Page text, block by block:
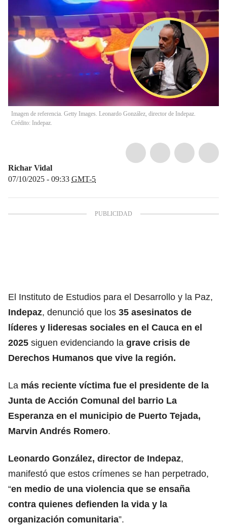
Imagen de referencia. Getty Images. Leonardo González, director de Indepaz.
Crédito: Indepaz.
Richar Vidal
07/10/2025 - 09:33 GMT-5
El Instituto de Estudios para el Desarrollo y la Paz,
Indepaz, denunció que los 35 asesinatos de
líderes y lideresas sociales en el Cauca en el
2025 siguen evidenciando la grave crisis de
Derechos Humanos que vive la región.
La más reciente víctima fue el presidente de la
Junta de Acción Comunal del barrio La
Esperanza en el municipio de Puerto Tejada,
Marvin Andrés Romero.
Leonardo González, director de Indepaz,
manifestó que estos crímenes se han perpetrado,
“en medio de una violencia que se ensaña
contra quienes defienden la vida y la
organización comunitaria”.